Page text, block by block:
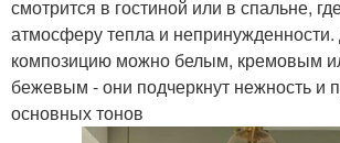
смотрится в гостиной или в спальне,
атмосферу тепла и
композицию можно белым, кремовым
бежевым - они подчеркнут нежность и
основных тонов